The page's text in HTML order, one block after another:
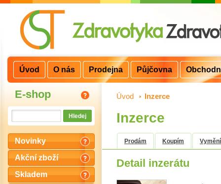
E-shop
Novinky
Akční zboží
Skladem
Úvod > Inzerce
Inzerce
Prodám Koupím
Detail inzerátu
Úvod O nás Prodejna Půjčovna